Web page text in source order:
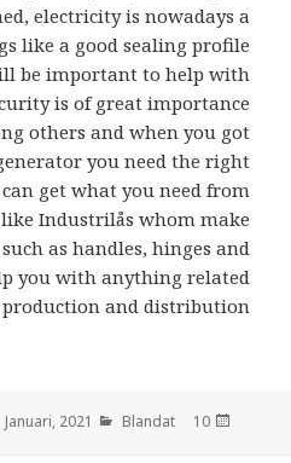
electricity is nowadays a
like a good sealing profile
be important to help with
is of great importance
others and when you got
you need the right
get what you need from
Industrilås whom make
as handles, hinges and
you with anything related
and distribution.​
den
10 Januari, 2021
Blandat